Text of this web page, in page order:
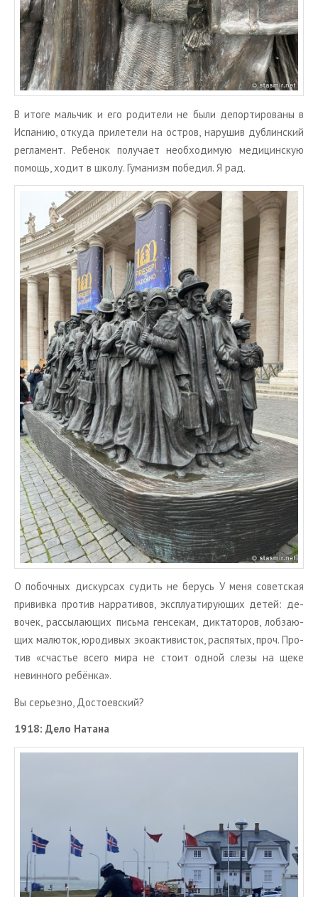
В итоге маль­чик и его ро­ди­те­ли не были де­пор­ти­ро­ва­ны в
Ис­па­нию, от­ку­да при­ле­те­ли на ост­ров, на­ру­шив дуб­лин­ский
ре­гла­мент. Ре­бе­нок по­лу­ча­ет необ­хо­ди­мую ме­ди­цин­скую
по­мощь, ходит в школу. Гу­ма­низм по­бе­дил. Я рад.
О по­боч­ных дис­кур­сах су­дить не бе­русь У меня со­вет­ская
при­вив­ка про­тив нар­ра­ти­вов, экс­плу­а­ти­ру­ю­щих детей: де­
во­чек, рас­сы­ла­ю­щих пись­ма ген­се­кам, дик­та­то­ров, лоб­за­ю­
щих ма­лю­ток, юро­ди­вых эко­ак­ти­ви­сток, рас­пя­тых, проч. Про­
тив «сча­стье всего мира не стоит одной слезы на щеке
невин­но­го ре­бён­ка».
Вы се­рьез­но, До­сто­ев­ский?
1918: Дело На­та­на